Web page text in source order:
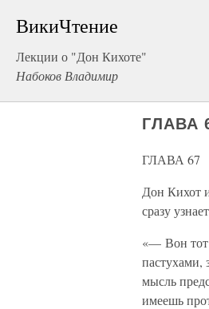
ВикиЧтение
Лекции о "Дон Кихоте"
Набоков Владимир
ГЛАВА
ГЛАВА 67
Дон Кихот
сразу
«— Вон тот
пастухами,
мысль
имеешь